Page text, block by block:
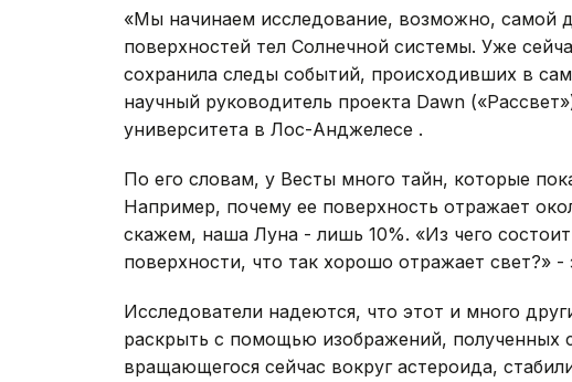
«Мы начинаем исследование, возможно, самой
поверхностей тел Солнечной системы. Уже
сохранила следы событий, происходивших в
научный руководитель проекта Dawn
университета в Лос-Анджелесе .
По его словам, у Весты много тайн, которые
Например, почему ее поверхность отражает
скажем, наша Луна - лишь 10%. «Из чего
поверхности, что так хорошо отражает свет?»
Исследователи надеются, что этот и много
раскрыть с помощью изображений, полученных
вращающегося сейчас вокруг астероида,